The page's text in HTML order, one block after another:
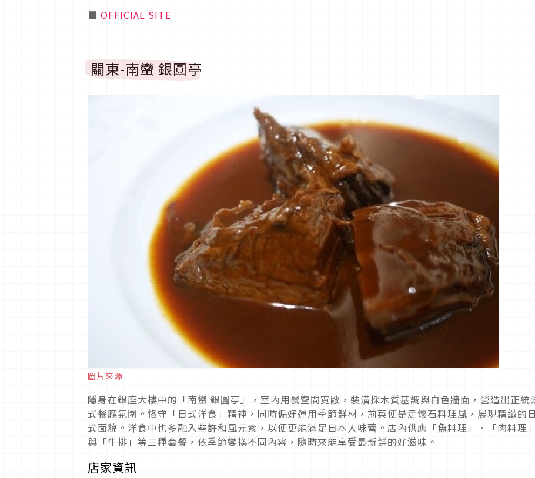
■ OFFICIAL SITE
關東-南蠻 銀圓亭
圖片來源
隱身在銀座大樓中的「南蠻 銀圓亭」，室內用餐空間寬敞，裝潢採木質基調與白色牆面，營造出正統
式餐廳氛圍。恪守「日式洋食」精神，同時偏好運用季節鮮材，前菜便是走懷石料理風，展現精緻的日
式面貌。洋食中也多融入些許和風元素，以便更能滿足日本人味蕾。店內供應「魚料理」、「肉料理」
與「牛排」等三種套餐，依季節變換不同內容，隨時來能享受最新鮮的好滋味。
店家資訊